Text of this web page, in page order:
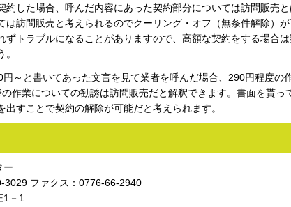
約した場合、呼んだ内容にあった契約部分については訪問販売と
は訪問販売と考えられるのでクーリング・オフ（無条件解除）が
ずトラブルになることがありますので、高額な契約をする場合
～と書いてあった文言を見て業者を呼んだ場合、290円程度の
作業についての勧誘は訪問販売だと解釈できます。書面を貰っ
出すことで契約の解除が可能だと考えられます。
ー
ファクス：0776‐66‐2940
－1